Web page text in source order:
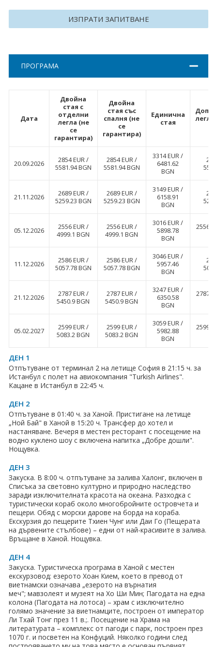
Гърция
Австрия
Сърбия - E-Tours
Швеция
ПРАЗНИЦИ
Празници в България
Великден 2026
Екзотични почивки
КРУИЗИ
САМОЛЕТНИ БИЛЕТИ
ХОТЕЛИ
Хотели в България
Хотели в чужбина
ЕЗИКОВО УЧИЛИЩЕ
SUMMER ENGLISH TALENTS ACADEMY
ВХОД ЗА АГЕНТИ
ИЗПРАТИ ЗАПИТВАНЕ
ПРОГРАМА
Дата
Двойна
стая с
отделни
легла (не
се
гарантира)
Двойна
стая със
спалня (не
се
гарантира)
Единична
стая
20.09.2026
2854 EUR ∕
5581.94 BGN
2854 EUR ∕
5581.94 BGN
3314 EUR ∕
6481.62
BGN
21.11.2026
2689 EUR ∕
5259.23 BGN
2689 EUR ∕
5259.23 BGN
3149 EUR ∕
6158.91
BGN
05.12.2026
2556 EUR ∕
4999.1 BGN
2556 EUR ∕
4999.1 BGN
3016 EUR ∕
5898.78
BGN
2556
11.12.2026
2586 EUR ∕
5057.78 BGN
2586 EUR ∕
5057.78 BGN
3046 EUR ∕
5957.46
BGN
21.12.2026
2787 EUR ∕
5450.9 BGN
2787 EUR ∕
5450.9 BGN
3247 EUR ∕
6350.58
BGN
2787
05.02.2027
2599 EUR ∕
5083.2 BGN
2599 EUR ∕
5083.2 BGN
3059 EUR ∕
5982.88
BGN
2599
ДЕН 1
Отпътуване от терминал 2 на летище София в 21:15 ч. за
Истанбул с полет на авиокомпания "Turkish Airlines".
Кацане в Истанбул в 22:45 ч.
ДЕН 2
Отпътуване в 01:40 ч. за Ханой. Пристигане на летище
„Ной Бай" в Ханой в 15:20 ч. Трансфер до хотел и
настаняване. Вечеря в местен ресторант с посещение на
водно куклено шоу с включена напитка „Добре дошли".
Нощувка.
ДЕН 3
Закуска. В 8:00 ч. отпътуване за залива Халонг, включен в
Списъка за световно културно и природно наследство
заради изключителната красота на океана. Разходка с
туристически кораб около многобройните островчета и
пещери. Обяд с морски дарове на борда на кораба.
Екскурзия до пещерите Тхиен Чунг или Даи Го (Пещерата
на дървените стълбове) – едни от най-красивите в залива.
Връщане в Ханой. Нощувка.
ДЕН 4
Закуска. Tуристическа програма в Ханой с местен
екскурзовод: езерото Хоан Кием, което в превод от
виетнамски означава „езерото на върнатия
меч"; мавзолеят и музеят на Хо Ши Мин; Пагодата на една
колона (Пагодата на лотоса) – храм с изключително
голямо значение за виетнамците, построен от император
Ли Тхай Тонг през 11 в.;. Посещение на Храма на
литературата – комплекс от пагоди с парк, построен през
1070 г. и посветен на Конфуций. Няколко години след